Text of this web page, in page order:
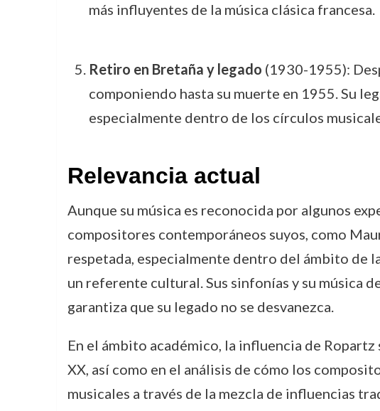
más influyentes de la música clásica francesa.
Retiro en Bretaña y legado (1930-1955):
componiendo hasta su muerte en 1955. Su
especialmente dentro de los círculos
Relevancia actual
Aunque su música es reconocida por algunos
compositores contemporáneos suyos, como
respetada, especialmente dentro del ámbito de
un referente cultural. Sus sinfonías y su música
garantiza que su legado no se desvanezca.
En el ámbito académico, la influencia de
XX, así como en el análisis de cómo los
musicales a través de la mezcla de influencias